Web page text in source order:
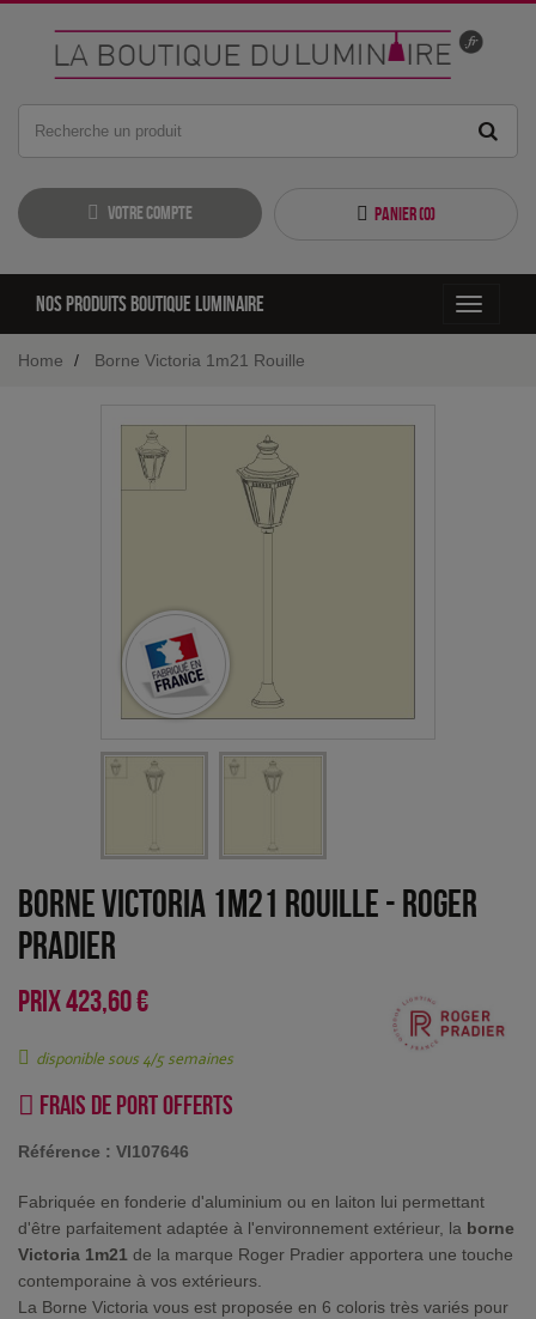
Votre compte Panier (0)
Toggle
Nos produits boutique luminaire
Home Borne Victoria 1m21 Rouille
Borne Victoria 1m21 Rouille - Roger
Pradier
PRIX423,60 €
disponible sous 4/5 semaines
Frais de port offerts
Référence : VI107646
Fabriquée en fonderie d'aluminium ou en laiton lui permettant
d'être parfaitement adaptée à l'environnement extérieur, la borne
Victoria 1m21 de la marque Roger Pradier apportera une touche
contemporaine à vos extérieurs.
La Borne Victoria vous est proposée en 6 coloris très variés pour